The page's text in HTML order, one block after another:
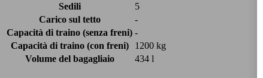
Sedili
5
Carico sul tetto
-
Capacità di traino (senza freni) -
Capacità di traino (con freni)
1200 kg
Volume del bagagliaio
434 l